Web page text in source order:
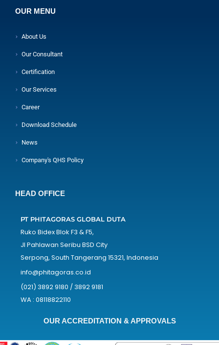
OUR MENU
About Us
Our Consultant
Certification
Our Services
Career
Download Schedule
News
Company's QHS Policy
HEAD OFFICE
PT PHITAGORAS GLOBAL DUTA
Ruko Bidex Blok F3 & F5,
Jl Pahlawan Seribu BSD City
Serpong, South Tangerang 15321, Indonesia
info@phitagoras.co.id
(021) 3892 9180 / 3892 9181
WA : 08118822110
OUR ACCREDITATION & APPROVALS